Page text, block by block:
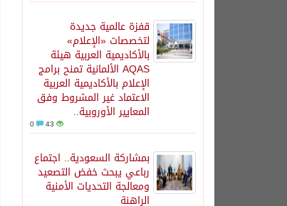
قفزة عالمية جديدة
لتخصصات «الإعلام»
بالأكاديمية العربية هيئة
AQAS الألمانية تمنح برامج
الإعلام بالأكاديمية العربية
الاعتماد غير المشروط وفق
المعايير الأوروبية..
43
بمشاركة السعودية.. اجتماع
رباعي يبحث خفض التصعيد
ومعالجة التحديات الأمنية
الراهنة